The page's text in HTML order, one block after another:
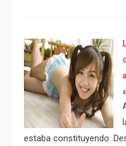
estaba constituyendo.